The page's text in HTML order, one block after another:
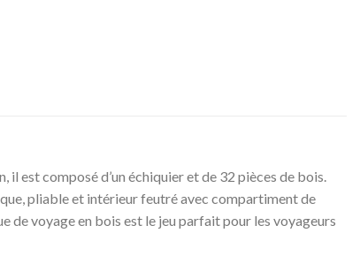
est composé d’un échiquier et de 32 pièces de bois.
pliable et intérieur feutré avec compartiment de
de voyage en bois est le jeu parfait pour les voyageurs